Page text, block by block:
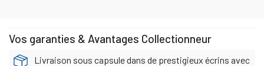
Vos garanties & Avantages Collectionneur
Livraison sous capsule dans de prestigieux écrins avec